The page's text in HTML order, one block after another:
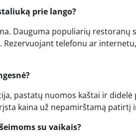
prie lango?
Dauguma populiarių
telefonu ar
pastatų nuomos kaštai ir
kaina už nepamirštamą patirtį
su vaikais?